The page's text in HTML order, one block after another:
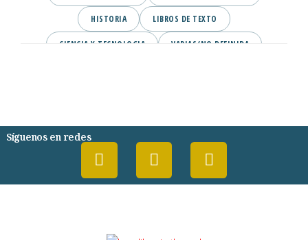
HISTORIA LIBROS DE TEXTO
CIENCIA Y TECNOLOGIA VARIAS/NO DEFINIDA
Síguenos en redes